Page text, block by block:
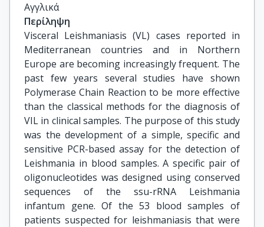
Αγγλικά
Περίληψη
Visceral Leishmaniasis (VL) cases reported in
Mediterranean countries and in Northern
Europe are becoming increasingly frequent. The
past few years several studies have shown
Polymerase Chain Reaction to be more effective
than the classical methods for the diagnosis of
VIL in clinical samples. The purpose of this study
was the development of a simple, specific and
sensitive PCR-based assay for the detection of
Leishmania in blood samples. A specific pair of
oligonucleotides was designed using conserved
sequences of the ssu-rRNA Leishmania
infantum gene. Of the 53 blood samples of
patients suspected for leishmaniasis that were